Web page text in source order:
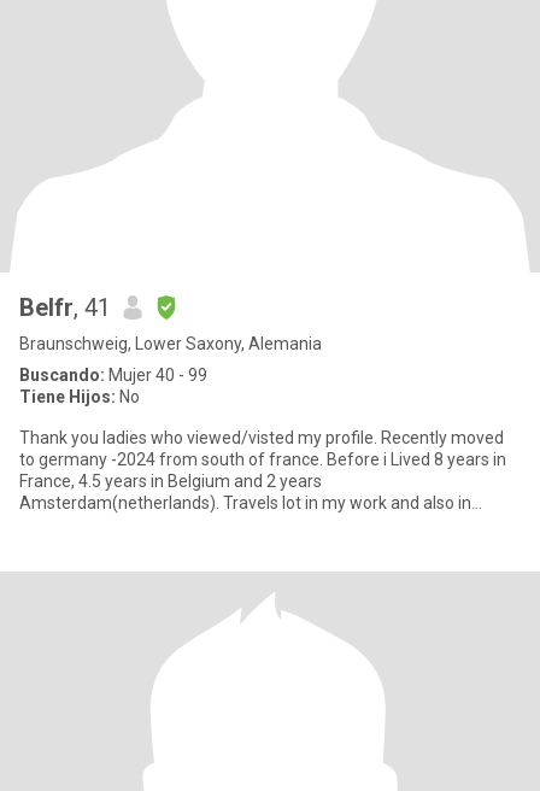
Belfr, 41
Braunschweig, Lower Saxony, Alemania
Buscando: Mujer 40 - 99
Tiene Hijos: No
Thank you ladies who viewed/visted my profile. Recently moved
to germany -2024 from south of france. Before i Lived 8 years in
France, 4.5 years in Belgium and 2 years
Amsterdam(netherlands). Travels lot in my work and also in